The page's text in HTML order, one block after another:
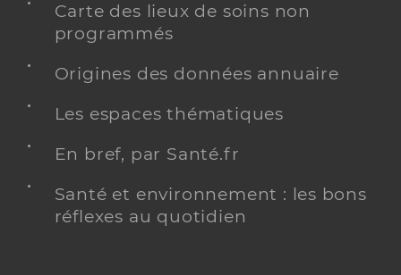
Carte des lieux de soins non
programmés
Origines des données annuaire
Les espaces thématiques
En bref, par Santé.fr
Santé et environnement : les bons
réflexes au quotidien